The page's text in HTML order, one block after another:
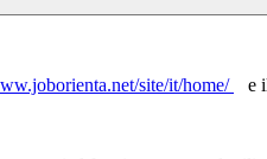
site/it/home/ e